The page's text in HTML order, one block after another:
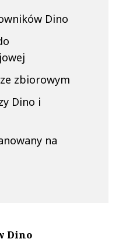
Dino
zbiorowym
Dino i
na
Dino